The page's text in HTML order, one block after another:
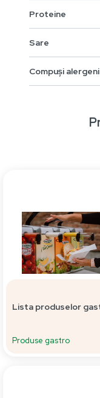
Proteine
Sare
Compuși alergeni
Lista produselor
Produse gastro